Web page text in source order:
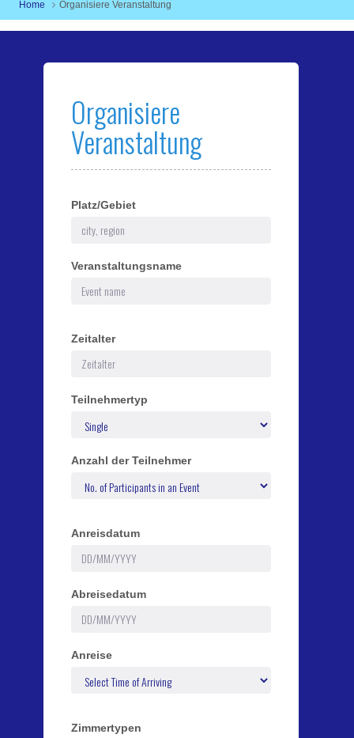
Home Organisiere Veranstaltung
Organisiere
Veranstaltung
Platz/Gebiet
Veranstaltungsname
Zeitalter
Teilnehmertyp
Anzahl der Teilnehmer
Anreisdatum
Abreisedatum
Anreise
Zimmertypen